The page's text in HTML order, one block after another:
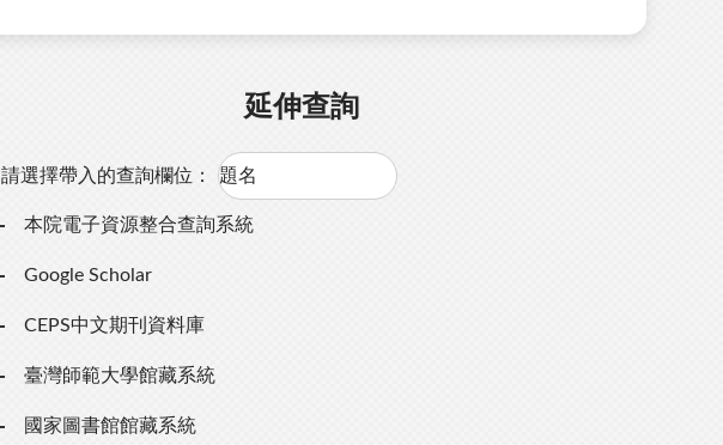
延伸查詢
請選擇帶入的查詢欄位：
本院電子資源整合查詢系統
Google Scholar
CEPS中文期刊資料庫
臺灣師範大學館藏系統
國家圖書館館藏系統